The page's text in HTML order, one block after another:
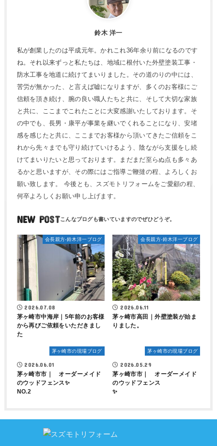
鈴木 洋一
私が創業したのは平成元年。かれこれ36年余り前になるのです
ね。それ以来ずっと私たちは、地域に根付いた外壁塗装工事・
防水工事を地道に続けてまいりました。その道のりの中には、
苦労が無かった、と言えば嘘になりますが、多くのお客様にご
信頼を頂き続け、腕の良い職人たちと共に、そして大切な家族
と共に、ここまでこれたことに大変感謝いたしております。そ
の中でも、長男・康平が事業を継いでくれることになり、安堵
感を感じたと共に、ここまでお客様から頂いてきたご信頼をこ
れから先々までも守り続けていけるよう、陰ながら支援をし続
けてまいりたいと思っております。まだまだ至らぬ点も多々あ
るかと思いますが、その際にはご指導ご鞭撻の程、よろしくお
願い致します。 今後とも、スズモトリフォームをご愛顧の程、
何卒よろしくお願い申し上げます。
NEW POST
会長親方-鈴木洋一ブログ
2026.07.08
茅ヶ崎市中海岸｜5年前のお客様
から再びご依頼をいただきまし
た
会長親方-鈴木洋一ブログ
2026.06.11
茅ヶ崎市高田｜外壁塗装が始ま
りました。
茅ヶ崎市の現場ブログ
2026.06.01
茅ヶ崎市市｜ オーダーメイド
のウッドフェンス✨
NO.2
茅ヶ崎市の現場ブログ
2026.05.29
茅ヶ崎市市｜ オーダーメイド
のウッドフェンス
✨